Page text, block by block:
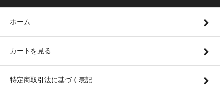
ホーム
カートを見る
特定商取引法に基づく表記